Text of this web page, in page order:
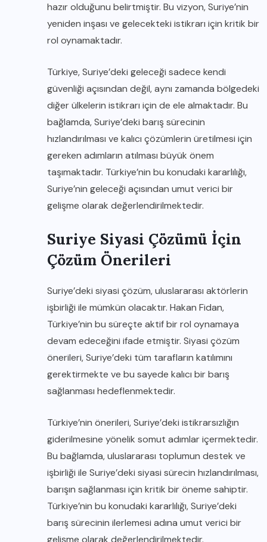
hazır olduğunu belirtmiştir. Bu vizyon, Suriye’nin
yeniden inşası ve gelecekteki istikrarı için kritik bir
rol oynamaktadır.
Türkiye, Suriye’deki geleceği sadece kendi
güvenliği açısından değil, aynı zamanda bölgedeki
diğer ülkelerin istikrarı için de ele almaktadır. Bu
bağlamda, Suriye’deki barış sürecinin
hızlandırılması ve kalıcı çözümlerin üretilmesi için
gereken adımların atılması büyük önem
taşımaktadır. Türkiye’nin bu konudaki kararlılığı,
Suriye’nin geleceği açısından umut verici bir
gelişme olarak değerlendirilmektedir.
Suriye Siyasi Çözümü İçin
Çözüm Önerileri
Suriye’deki siyasi çözüm, uluslararası aktörlerin
işbirliği ile mümkün olacaktır. Hakan Fidan,
Türkiye’nin bu süreçte aktif bir rol oynamaya
devam edeceğini ifade etmiştir. Siyasi çözüm
önerileri, Suriye’deki tüm tarafların katılımını
gerektirmekte ve bu sayede kalıcı bir barış
sağlanması hedeflenmektedir.
Türkiye’nin önerileri, Suriye’deki istikrarsızlığın
giderilmesine yönelik somut adımlar içermektedir.
Bu bağlamda, uluslararası toplumun destek ve
işbirliği ile Suriye’deki siyasi sürecin hızlandırılması,
barışın sağlanması için kritik bir öneme sahiptir.
Türkiye’nin bu konudaki kararlılığı, Suriye’deki
barış sürecinin ilerlemesi adına umut verici bir